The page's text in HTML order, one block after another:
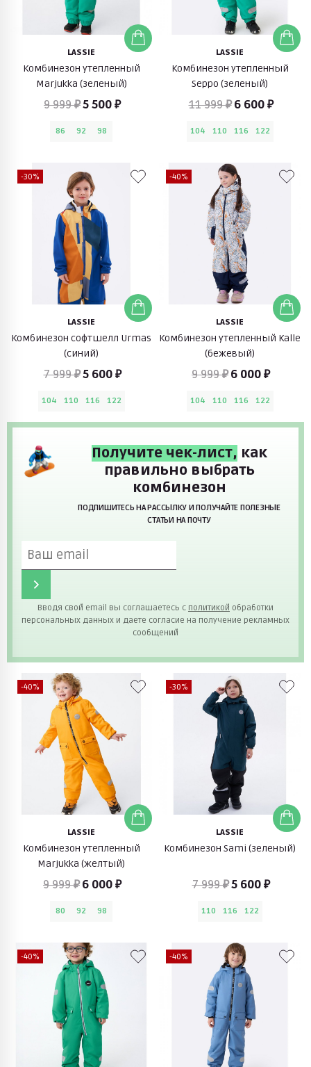
LASSIE
Комбинезон утепленный
Marjukka (зеленый)
9 999 ₽5 500 ₽
86 92 98
LASSIE
Комбинезон утепленный
Seppo (зеленый)
11 999 ₽ 6 600 ₽
104 110 116 122
-30%
LASSIE
Комбинезон софтшелл Urmas
(синий)
7 999 ₽5 600 ₽
104 110 116 122
-40%
LASSIE
Комбинезон утепленный Kalle
(бежевый)
9 999 ₽ 6 000 ₽
104 110 116 122
Получите чек-лист, как
правильно выбрать
комбинезон
ПОДПИШИТЕСЬ НА РАССЫЛКУ И ПОЛУЧАЙТЕ ПОЛЕЗНЫЕ
СТАТЬИ НА ПОЧТУ
Вводя свой email вы соглашаетесь с политикой обработки
персональных данных и даете согласие на получение рекламных
сообщений
-40%
LASSIE
Комбинезон утепленный
Marjukka (желтый)
9 999 ₽ 6 000 ₽
80 92 98
-30%
LASSIE
Комбинезон Sami (зеленый)
7 999 ₽5 600 ₽
110 116 122
-40% -40%